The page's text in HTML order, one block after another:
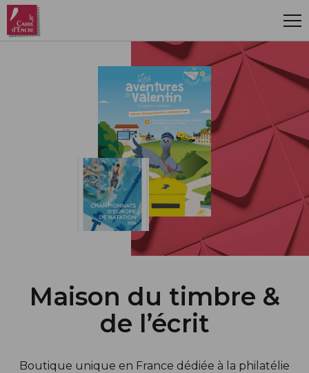
Aller au contenu principal
Maison du timbre &
de l’écrit
Boutique unique en France dédiée à la philatélie